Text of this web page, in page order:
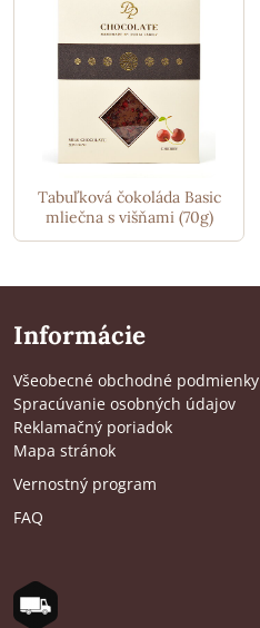
Tabuľková čokoláda Basic
mliečna s višňami (70g)
Informácie
Všeobecné obchodné podmienky
Spracúvanie osobných údajov
Reklamačný poriadok
Mapa stránok
Vernostný program
FAQ